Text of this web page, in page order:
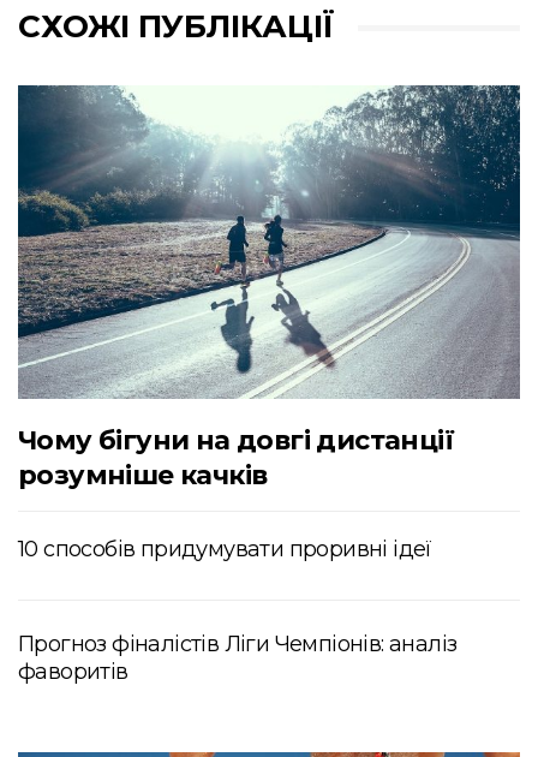
СХОЖІ ПУБЛІКАЦІЇ
Чому бігуни на довгі дистанції
розумніше качків
10 способів придумувати проривні ідеї
Прогноз фіналістів Ліги Чемпіонів: аналіз
фаворитів